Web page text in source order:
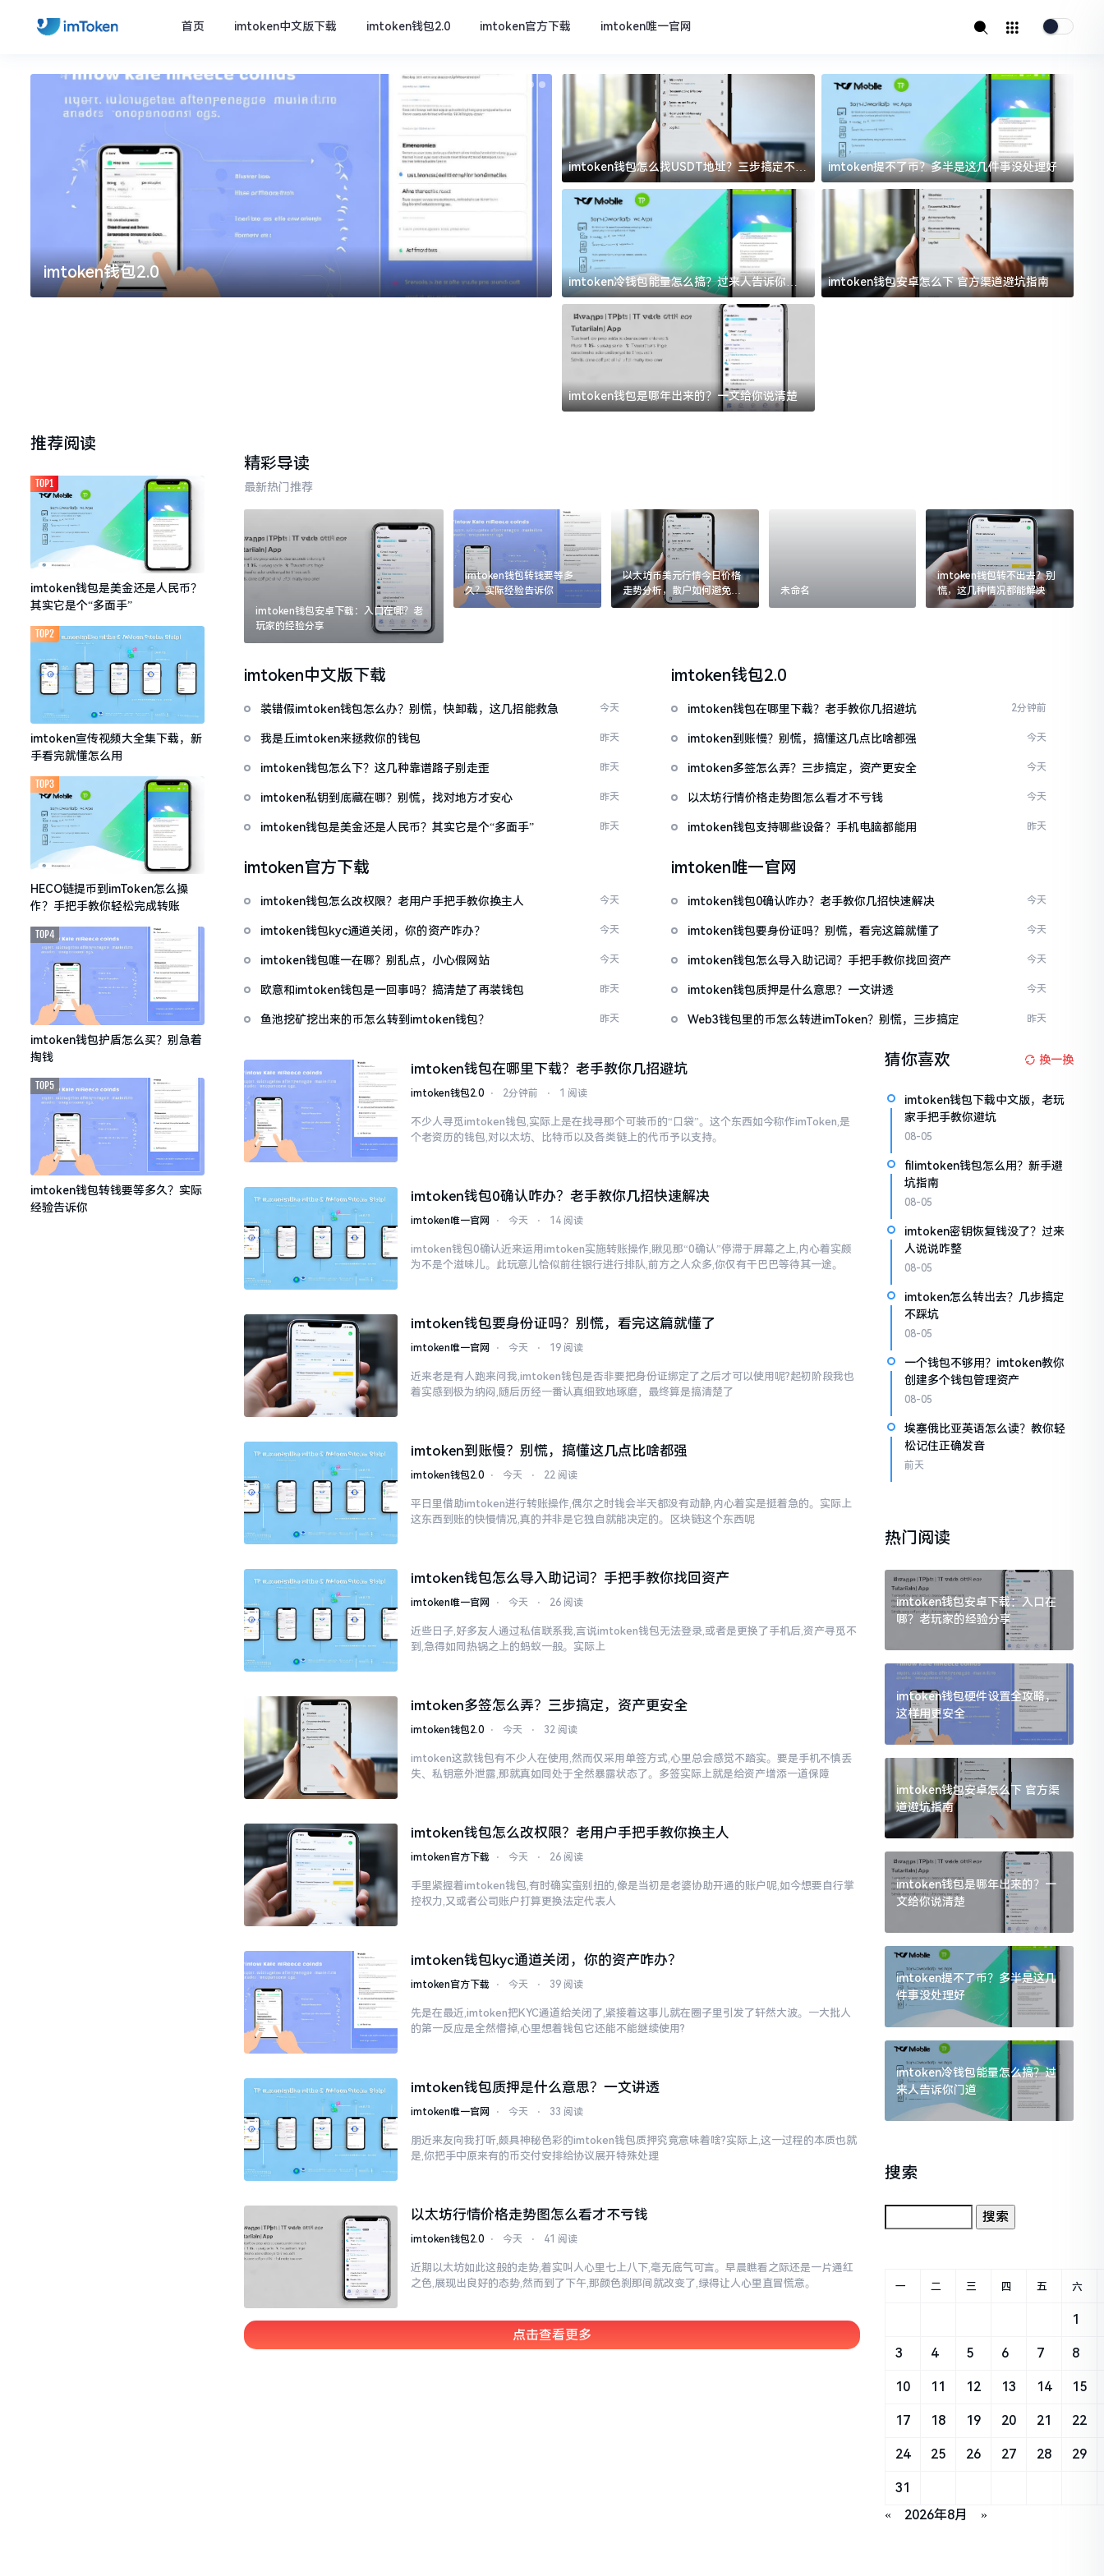
首页 imtoken中文版下载 imtoken钱包2.0 imtoken官方下载 imtoken唯一官网
imtoken钱包2.0 imtoken官方下载
imtoken钱包怎么找USDT地址？三步搞定不踩
坑
imtoken提不了币？多半是这几件事没处理好
imtoken冷钱包能量怎么搞？过来人告诉你门
道
imtoken钱包安卓怎么下 官方渠道避坑指南
imtoken钱包是哪年出来的？一文给你说清楚
推荐阅读
imtoken钱包是美金还是人民币？
其实它是个“多面手”
TOP1
imtoken宣传视频大全集下载，新
手看完就懂怎么用
TOP2
HECO链提币到imToken怎么操
作？手把手教你轻松完成转账
TOP3
imtoken钱包护盾怎么买？别急着
掏钱
TOP4
imtoken钱包转钱要等多久？实际
经验告诉你
TOP5
精彩导读
最新热门推荐
imtoken钱包安卓下载：入口在哪？老
玩家的经验分享
imtoken钱包转钱要等多
久？实际经验告诉你
以太坊币美元行情今日价格
走势分析，散户如何避免追
涨杀跌被套牢
未命名
imtoken钱包转不出去？别
慌，这几种情况都能解决
imtoken中文版下载
装错假imtoken钱包怎么办？别慌，快卸载，这几招能救急 今天
我是丘imtoken来拯救你的钱包 昨天
imtoken钱包怎么下？这几种靠谱路子别走歪 昨天
imtoken私钥到底藏在哪？别慌，找对地方才安心 昨天
imtoken钱包是美金还是人民币？其实它是个“多面手” 昨天
imtoken钱包2.0
imtoken钱包在哪里下载？老手教你几招避坑 2分钟前
imtoken到账慢？别慌，搞懂这几点比啥都强 今天
imtoken多签怎么弄？三步搞定，资产更安全 今天
以太坊行情价格走势图怎么看才不亏钱 今天
imtoken钱包支持哪些设备？手机电脑都能用 昨天
imtoken官方下载
imtoken钱包怎么改权限？老用户手把手教你换主人 今天
imtoken钱包kyc通道关闭，你的资产咋办？ 今天
imtoken钱包唯一在哪？别乱点，小心假网站 今天
欧意和imtoken钱包是一回事吗？搞清楚了再装钱包 昨天
鱼池挖矿挖出来的币怎么转到imtoken钱包？ 昨天
imtoken唯一官网
imtoken钱包0确认咋办？老手教你几招快速解决 今天
imtoken钱包要身份证吗？别慌，看完这篇就懂了 今天
imtoken钱包怎么导入助记词？手把手教你找回资产 今天
imtoken钱包质押是什么意思？一文讲透 今天
Web3钱包里的币怎么转进imToken？别慌，三步搞定 昨天
imtoken钱包在哪里下载？老手教你几招避坑
imtoken钱包2.0 ⋅ 2分钟前 ⋅ 1 阅读
不少人寻觅imtoken钱包,实际上是在找寻那个可装币的“口袋”。这个东西如今称作imToken,是
个老资历的钱包,对以太坊、比特币以及各类链上的代币予以支持。
imtoken钱包0确认咋办？老手教你几招快速解决
imtoken唯一官网 ⋅ 今天 ⋅ 14 阅读
imtoken钱包0确认近来运用imtoken实施转账操作,瞅见那“0确认”停滞于屏幕之上,内心着实颇
为不是个滋味儿。此玩意儿恰似前往银行进行排队,前方之人众多,你仅有干巴巴等待其一途。
imtoken钱包要身份证吗？别慌，看完这篇就懂了
imtoken唯一官网 ⋅ 今天 ⋅ 19 阅读
近来老是有人跑来问我,imtoken钱包是否非要把身份证绑定了之后才可以使用呢?起初阶段我也
着实感到极为纳闷,随后历经一番认真细致地琢磨，最终算是搞清楚了
imtoken到账慢？别慌，搞懂这几点比啥都强
imtoken钱包2.0 ⋅ 今天 ⋅ 22 阅读
平日里借助imtoken进行转账操作,偶尔之时钱会半天都没有动静,内心着实是挺着急的。实际上
这东西到账的快慢情况,真的并非是它独自就能决定的。区块链这个东西呢
imtoken钱包怎么导入助记词？手把手教你找回资产
imtoken唯一官网 ⋅ 今天 ⋅ 26 阅读
近些日子,好多友人通过私信联系我,言说imtoken钱包无法登录,或者是更换了手机后,资产寻觅不
到,急得如同热锅之上的蚂蚁一般。实际上
imtoken多签怎么弄？三步搞定，资产更安全
imtoken钱包2.0 ⋅ 今天 ⋅ 32 阅读
imtoken这款钱包有不少人在使用,然而仅采用单签方式,心里总会感觉不踏实。要是手机不慎丢
失、私钥意外泄露,那就真如同处于全然暴露状态了。多签实际上就是给资产增添一道保障
imtoken钱包怎么改权限？老用户手把手教你换主人
imtoken官方下载 ⋅ 今天 ⋅ 26 阅读
手里紧握着imtoken钱包,有时确实蛮别扭的,像是当初是老婆协助开通的账户呢,如今想要自行掌
控权力,又或者公司账户打算更换法定代表人
imtoken钱包kyc通道关闭，你的资产咋办？
imtoken官方下载 ⋅ 今天 ⋅ 39 阅读
先是在最近,imtoken把KYC通道给关闭了,紧接着这事儿就在圈子里引发了轩然大波。一大批人
的第一反应是全然懵掉,心里想着钱包它还能不能继续使用?
imtoken钱包质押是什么意思？一文讲透
imtoken唯一官网 ⋅ 今天 ⋅ 33 阅读
朋近来友向我打听,颇具神秘色彩的imtoken钱包质押究竟意味着啥?实际上,这一过程的本质也就
是,你把手中原来有的币交付安排给协议展开特殊处理
以太坊行情价格走势图怎么看才不亏钱
imtoken钱包2.0 ⋅ 今天 ⋅ 41 阅读
近期以太坊如此这般的走势,着实叫人心里七上八下,毫无底气可言。早晨瞧看之际还是一片通红
之色,展现出良好的态势,然而到了下午,那颜色刹那间就改变了,绿得让人心里直冒慌意。
点击查看更多
猜你喜欢 换一换
imtoken钱包下载中文版，老玩
家手把手教你避坑
08-05
filimtoken钱包怎么用？新手避
坑指南
08-05
imtoken密钥恢复钱没了？过来
人说说咋整
08-05
imtoken怎么转出去？几步搞定
不踩坑
08-05
一个钱包不够用？imtoken教你
创建多个钱包管理资产
08-05
埃塞俄比亚英语怎么读？教你轻
松记住正确发音
前天
热门阅读
imtoken钱包安卓下载：入口在
哪？老玩家的经验分享
imtoken钱包硬件设置全攻略，
这样用更安全
imtoken钱包安卓怎么下 官方渠
道避坑指南
imtoken钱包是哪年出来的？一
文给你说清楚
imtoken提不了币？多半是这几
件事没处理好
imtoken冷钱包能量怎么搞？过
来人告诉你门道
搜索
« 2026年8月 »
一 二 三 四 五 六
1
3 4 5 6 7 8
10 11 12 13 14 15
17 18 19 20 21 22
24 25 26 27 28 29
31